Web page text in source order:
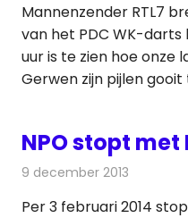
Mannenzender RTL7
van het PDC WK-darts
uur is te zien hoe onze
Gerwen zijn pijlen
NPO stopt
9 december 2013
Per 3 februari 2014